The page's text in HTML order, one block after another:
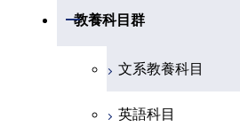
共通専門科目
共通専門科目
融合理工学系
初年次専門科目
創造プロセス科目
工学院，物質理工
教養科目群
開閉
文系教養科目
英語科目